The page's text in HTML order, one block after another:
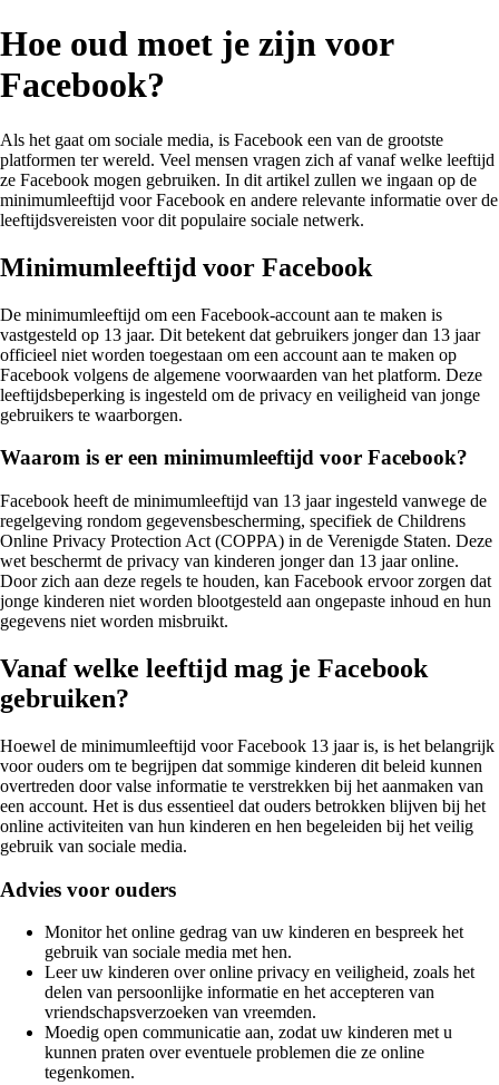
Hoe oud moet je zijn voor
Facebook?
Als het gaat om sociale media, is Facebook een van de grootste
platformen ter wereld. Veel mensen vragen zich af vanaf welke leeftijd
ze Facebook mogen gebruiken. In dit artikel zullen we ingaan op de
minimumleeftijd voor Facebook en andere relevante informatie over de
leeftijdsvereisten voor dit populaire sociale netwerk.
Minimumleeftijd voor Facebook
De minimumleeftijd om een Facebook-account aan te maken is
vastgesteld op 13 jaar. Dit betekent dat gebruikers jonger dan 13 jaar
officieel niet worden toegestaan om een account aan te maken op
Facebook volgens de algemene voorwaarden van het platform. Deze
leeftijdsbeperking is ingesteld om de privacy en veiligheid van jonge
gebruikers te waarborgen.
Waarom is er een minimumleeftijd voor Facebook?
Facebook heeft de minimumleeftijd van 13 jaar ingesteld vanwege de
regelgeving rondom gegevensbescherming, specifiek de Childrens
Online Privacy Protection Act (COPPA) in de Verenigde Staten. Deze
wet beschermt de privacy van kinderen jonger dan 13 jaar online.
Door zich aan deze regels te houden, kan Facebook ervoor zorgen dat
jonge kinderen niet worden blootgesteld aan ongepaste inhoud en hun
gegevens niet worden misbruikt.
Vanaf welke leeftijd mag je Facebook
gebruiken?
Hoewel de minimumleeftijd voor Facebook 13 jaar is, is het belangrijk
voor ouders om te begrijpen dat sommige kinderen dit beleid kunnen
overtreden door valse informatie te verstrekken bij het aanmaken van
een account. Het is dus essentieel dat ouders betrokken blijven bij het
online activiteiten van hun kinderen en hen begeleiden bij het veilig
gebruik van sociale media.
Advies voor ouders
Monitor het online gedrag van uw kinderen en bespreek het
gebruik van sociale media met hen.
Leer uw kinderen over online privacy en veiligheid, zoals het
delen van persoonlijke informatie en het accepteren van
vriendschapsverzoeken van vreemden.
Moedig open communicatie aan, zodat uw kinderen met u
kunnen praten over eventuele problemen die ze online
tegenkomen.